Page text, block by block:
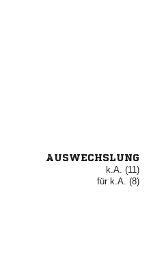
AUSWECHSLUNG
k.A. (11)
für k.A. (8)